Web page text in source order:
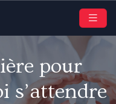
pour
s’attendre